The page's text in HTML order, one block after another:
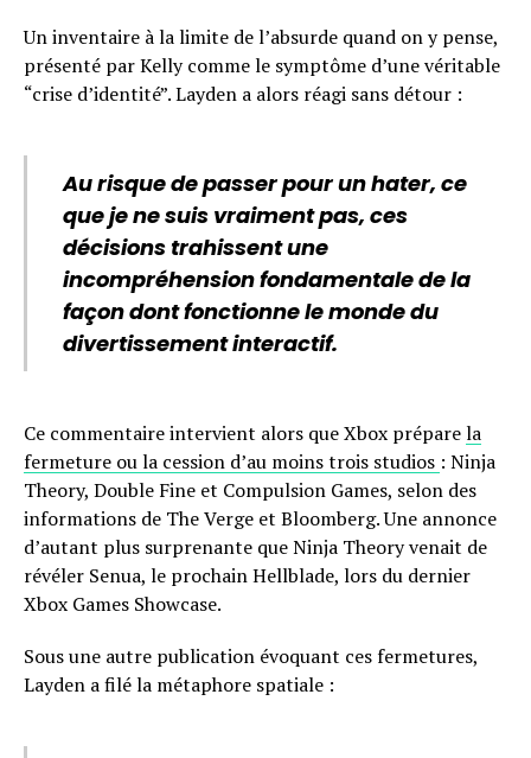
Un inventaire à la limite de l’absurde quand on y pense,
présenté par Kelly comme le symptôme d’une véritable
“crise d’identité”. Layden a alors réagi sans détour :
Au risque de passer pour un hater, ce
que je ne suis vraiment pas, ces
décisions trahissent une
incompréhension fondamentale de la
façon dont fonctionne le monde du
divertissement interactif.
Ce commentaire intervient alors que Xbox préparela
fermeture ou la cession d’au moins trois studios : Ninja
Theory, Double Fine et Compulsion Games, selon des
informations de The Verge et Bloomberg. Une annonce
d’autant plus surprenante que Ninja Theory venait de
révéler Senua, le prochain Hellblade, lors du dernier
Xbox Games Showcase.
Sous une autre publication évoquant ces fermetures,
Layden a filé la métaphore spatiale :